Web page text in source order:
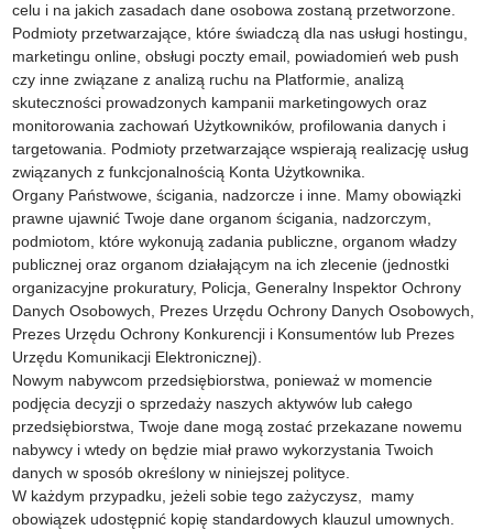
celu i na jakich zasadach dane osobowa zostaną przetworzone.
Podmioty przetwarzające, które świadczą dla nas usługi hostingu,
marketingu online, obsługi poczty email, powiadomień web push
czy inne związane z analizą ruchu na Platformie, analizą
skuteczności prowadzonych kampanii marketingowych oraz
monitorowania zachowań Użytkowników, profilowania danych i
targetowania. Podmioty przetwarzające wspierają realizację usług
związanych z funkcjonalnością Konta Użytkownika.
Organy Państwowe, ścigania, nadzorcze i inne. Mamy obowiązki
prawne ujawnić Twoje dane organom ścigania, nadzorczym,
podmiotom, które wykonują zadania publiczne, organom władzy
publicznej oraz organom działającym na ich zlecenie (jednostki
organizacyjne prokuratury, Policja, Generalny Inspektor Ochrony
Danych Osobowych, Prezes Urzędu Ochrony Danych Osobowych,
Prezes Urzędu Ochrony Konkurencji i Konsumentów lub Prezes
Urzędu Komunikacji Elektronicznej).
Nowym nabywcom przedsiębiorstwa, ponieważ w momencie
podjęcia decyzji o sprzedaży naszych aktywów lub całego
przedsiębiorstwa, Twoje dane mogą zostać przekazane nowemu
nabywcy i wtedy on będzie miał prawo wykorzystania Twoich
danych w sposób określony w niniejszej polityce.
W każdym przypadku, jeżeli sobie tego zażyczysz, mamy
obowiązek udostępnić kopię standardowych klauzul umownych.